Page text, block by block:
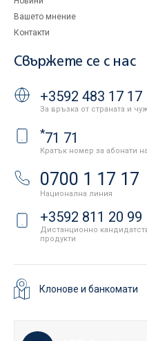
Вашето мнение
Контакти
Свържете се с нас
+3592 483 17 17
За връзка от страната и
*71 71
Кратък номер за абонати
0700 1 17 17
Национална линия
+3592 811 20 99
Дистанционно
продукти
Клонове и банкомати